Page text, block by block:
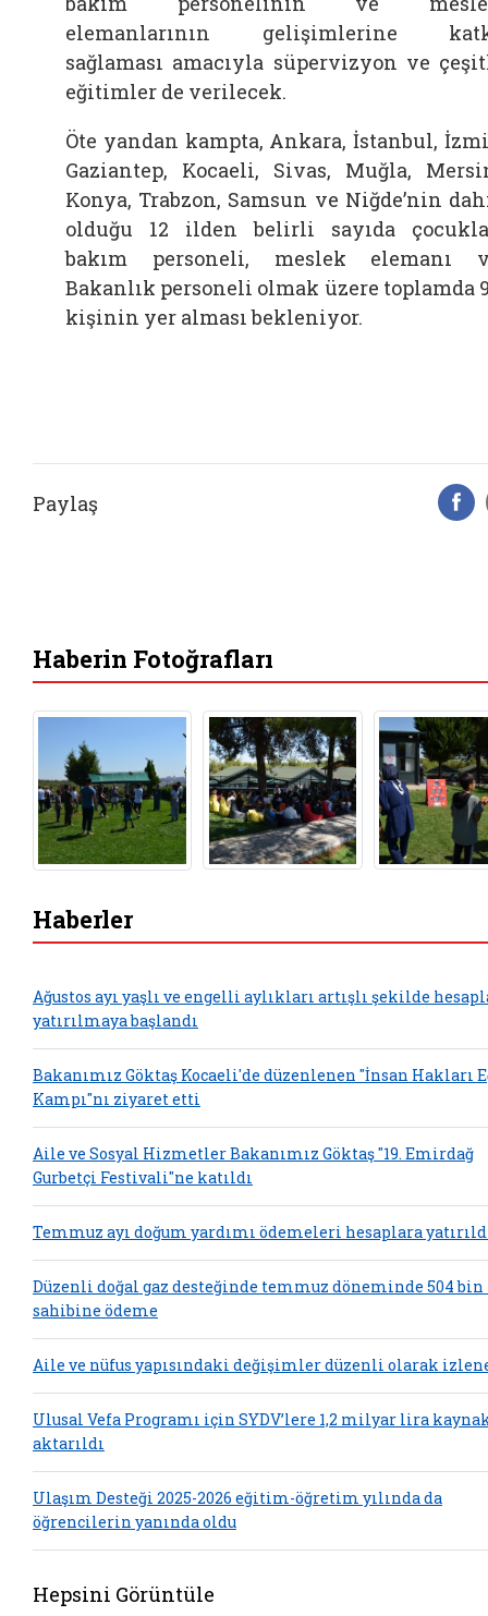
elemanlarının gelişimlerine
sağlaması amacıyla süpervizyon ve
eğitimler de verilecek.
Öte yandan kampta, Ankara, İstanbul,
Gaziantep, Kocaeli, Sivas, Muğla,
Konya, Trabzon, Samsun ve Niğde’nin
olduğu 12 ilden belirli sayıda
bakım personeli, meslek elemanı
Bakanlık personeli olmak üzere toplamda
kişinin yer alması bekleniyor.
Paylaş
Haberin Fotoğrafları
Haberler
Ağustos ayı yaşlı ve engelli aylıkları artışlı şekilde
yatırılmaya başlandı
Bakanımız Göktaş Kocaeli'de düzenlenen "İnsan Hakları
Kampı"nı ziyaret etti
Aile ve Sosyal Hizmetler Bakanımız Göktaş "19. Emirdağ
Gurbetçi Festivali"ne katıldı
Temmuz ayı doğum yardımı ödemeleri hesaplara
Düzenli doğal gaz desteğinde temmuz döneminde 504
sahibine ödeme
Aile ve nüfus yapısındaki değişimler düzenli olarak
Ulusal Vefa Programı için SYDV’lere 1,2 milyar lira
aktarıldı
Ulaşım Desteği 2025-2026 eğitim-öğretim yılında da
öğrencilerin yanında oldu
Hepsini Görüntüle